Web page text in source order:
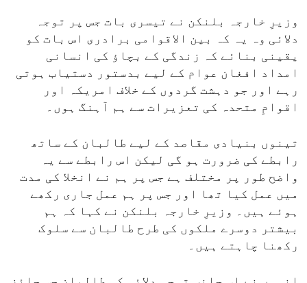
وزیرِ خارجہ بلنکن نے تیسری بات جس پر توجہ
دلائی وہ یہ کہ بین الاقوامی برادری اس بات کو
یقینی بنائے کہ زندگی کے بچاؤ کی انسانی
امداد افغان عوام کے لیے بدستور دستیاب ہوتی
رہے اور جو دہشت گردوں کے خلاف امریکہ اور
اقوامِ متحدہ کی تعزیرات سے ہم آہنگ ہوں۔
تینوں بنیادی مقاصد کے لیے طالبان کے ساتھ
رابطے کی ضرورت ہو گی لیکن اس رابطے سے یہ
واضح طور پر مختلف ہے جس پر ہم نے انخلا کی مدت
میں عمل کیا تھا اور جس پر ہم عمل جاری رکھے
ہوئے ہیں۔ وزیرِ خارجہ بلنکن نے کہا کہ ہم
بیشتر دوسرے ملکوں کی طرح طالبان سے سلوک
رکھنا چاہتے ہیں۔